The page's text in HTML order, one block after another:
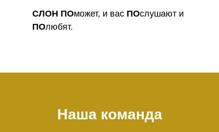
СЛОН ПОможет, и вас ПОслушают и
ПОлюбят.
Наша команда